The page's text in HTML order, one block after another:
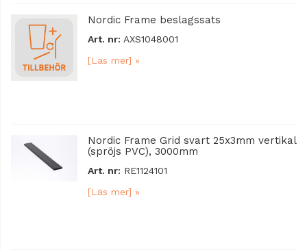
Nordic Frame beslagssats
Art. nr: AXS1048001
[Läs mer] »
Nordic Frame Grid svart 25x3mm vertikal
(spröjs PVC), 3000mm
Art. nr: RE1124101
[Läs mer] »